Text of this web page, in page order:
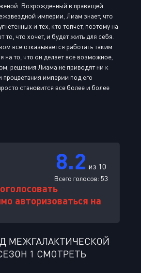
Возрожденный в правящей
империи, Лиам знает, что
и тех, кто топчет, поэтому на
то, что хочет, и будет жить для себя.
все отказывается работать таким
на то, что он делает все возможное,
решения Лиама не приводят ни к
процветания империи под его
становится все более и более
8.2 из 10
Всего голосов: 53
авторизоваться на
МЕЖГАЛАКТИЧЕСКОЙ
1 СМОТРЕТЬ